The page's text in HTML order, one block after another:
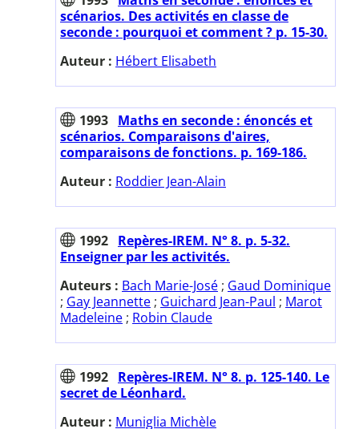
scénarios. Des activités en classe de
seconde : pourquoi et comment ? p. 15-30.
Auteur : Hébert Elisabeth
1993 Maths en seconde : énoncés et
scénarios. Comparaisons d'aires,
comparaisons de fonctions. p. 169-186.
Auteur : Roddier Jean-Alain
1992 Repères-IREM. N° 8. p. 5-32.
Enseigner par les activités.
Auteurs : Bach Marie-José ; Gaud Dominique
; Gay Jeannette ; Guichard Jean-Paul ; Marot
Madeleine ; Robin Claude
1992 Repères-IREM. N° 8. p. 125-140. Le
secret de Léonhard.
Auteur : Muniglia Michèle